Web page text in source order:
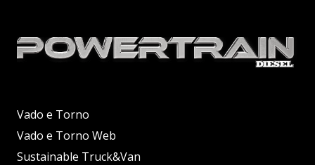
Vado e Torno
Vado e Torno Web
Sustainable Truck&Van